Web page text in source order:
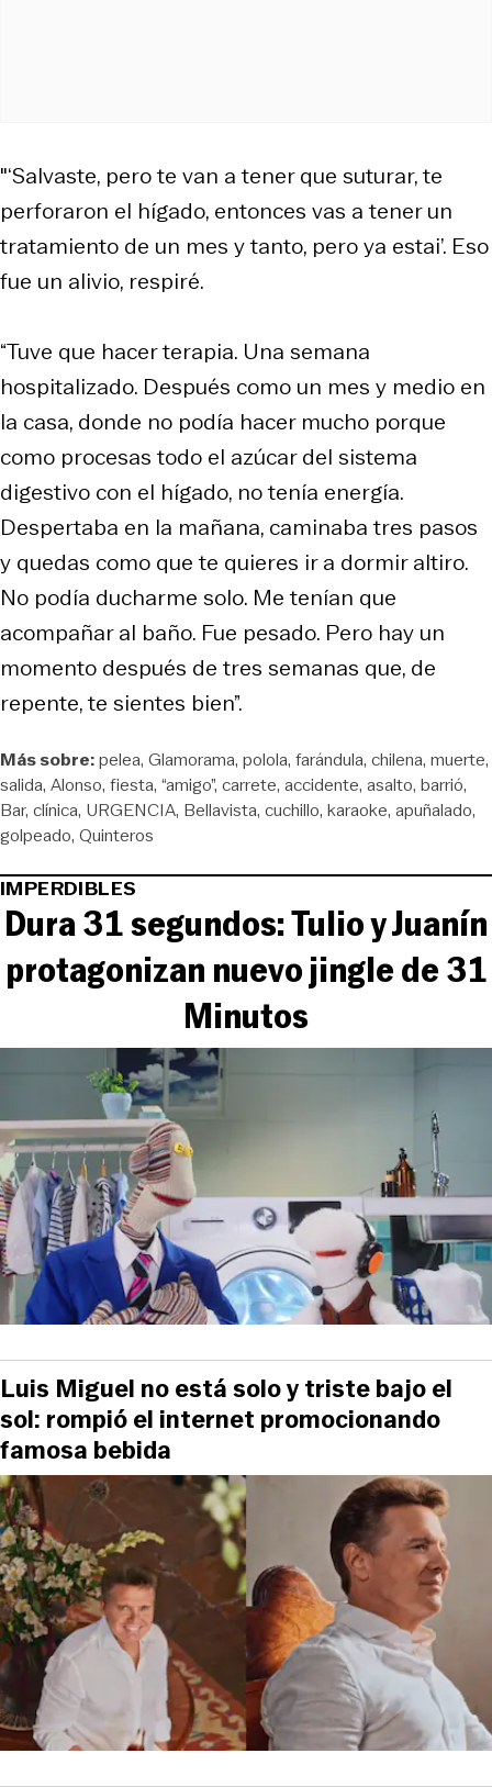
"‘Salvaste, pero te van a tener que suturar, te
perforaron el hígado, entonces vas a tener un
tratamiento de un mes y tanto, pero ya estai’. Eso
fue un alivio, respiré.
“Tuve que hacer terapia. Una semana
hospitalizado. Después como un mes y medio en
la casa, donde no podía hacer mucho porque
como procesas todo el azúcar del sistema
digestivo con el hígado, no tenía energía.
Despertaba en la mañana, caminaba tres pasos
y quedas como que te quieres ir a dormir altiro.
No podía ducharme solo. Me tenían que
acompañar al baño. Fue pesado. Pero hay un
momento después de tres semanas que, de
repente, te sientes bien”.
Más sobre:pelea Glamorama polola farándula chilena muerte
salida Alonso fiesta “amigo” carrete accidente asalto barrió
Bar clínica URGENCIA Bellavista cuchillo karaoke apuñalado
golpeado Quinteros
IMPERDIBLES
Dura 31 segundos: Tulio y Juanín
protagonizan nuevo jingle de 31
Minutos
Luis Miguel no está solo y triste bajo el
sol: rompió el internet promocionando
famosa bebida